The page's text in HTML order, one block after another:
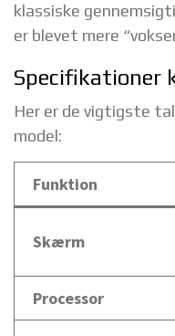
klassiske
er blevet mere
Specifikationer
Her er de vigtigste
model:
Funktion
Skærm
Processor